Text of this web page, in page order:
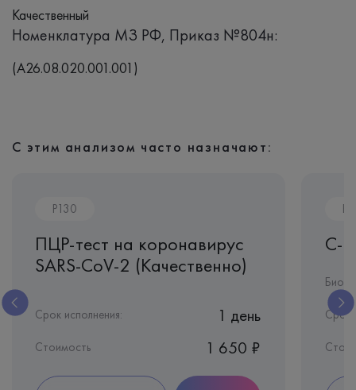
Качественный
Номенклатура МЗ РФ, Приказ №804н:
(A26.08.020.001.001)
С этим анализом часто назначают:
P130
ПЦР-тест на коронавирус
SARS-CoV-2 (Качественно)
Срок исполнения: 1 день
Стоимость 1 650 ₽
С-
Срок